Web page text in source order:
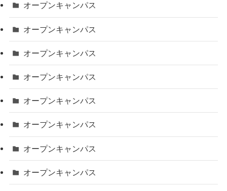
オープンキャンパス
オープンキャンパス
オープンキャンパス
オープンキャンパス
オープンキャンパス
オープンキャンパス
オープンキャンパス
オープンキャンパス